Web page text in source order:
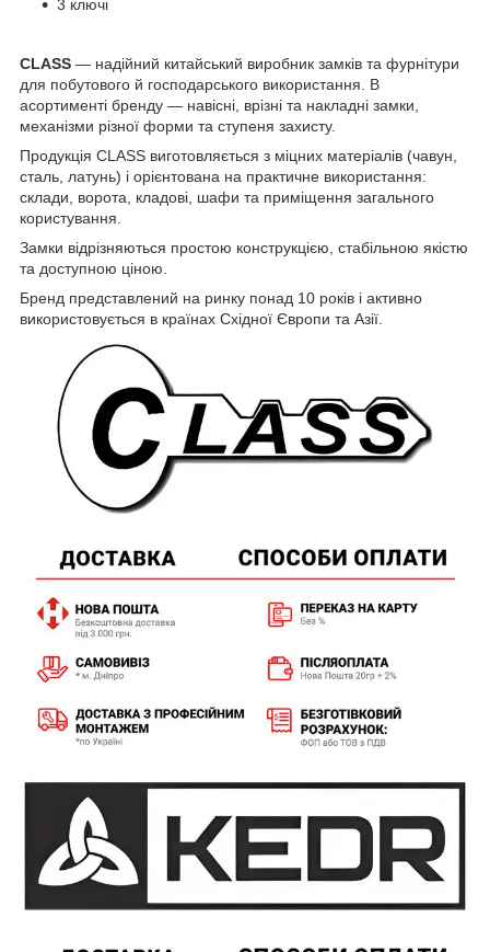
3 ключі
CLASS — надійний китайський виробник замків та фурнітури
для побутового й господарського використання. В
асортименті бренду — навісні, врізні та накладні замки,
механізми різної форми та ступеня захисту.
Продукція CLASS виготовляється з міцних матеріалів (чавун,
сталь, латунь) і орієнтована на практичне використання:
склади, ворота, кладові, шафи та приміщення загального
користування.
Замки відрізняються простою конструкцією, стабільною якістю
та доступною ціною.
Бренд представлений на ринку понад 10 років і активно
використовується в країнах Східної Європи та Азії.